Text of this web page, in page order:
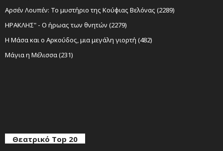
Αρσέν Λουπέν: Το μυστήριο της Κούφιας Βελόνας (2289)
ΗΡΑΚΛΗΣ" - Ο ήρωας των θνητών (2279)
Η Μάσα και ο Αρκούδος, μια μεγάλη γιορτή (482)
Μάγια η Μέλισσα (231)
Θεατρικό Top 20